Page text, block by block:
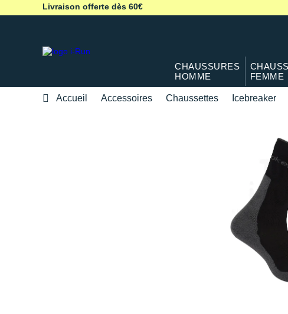
Livraison offerte dès 60€
CHAUSSURES
HOMME
FEMME
Accueil Accessoires Chaussettes Icebreaker